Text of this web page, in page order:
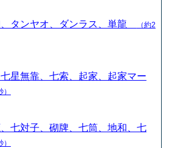
、タンヤオ、ダンラス、単龍
（約2
星無靠、七索、起家、起家マー
七対子、砌牌、七筒、地和、七